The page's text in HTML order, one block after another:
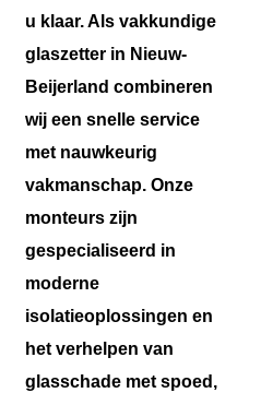
u klaar. Als vakkundige
glaszetter in Nieuw-
Beijerland combineren
wij een snelle service
met nauwkeurig
vakmanschap. Onze
monteurs zijn
gespecialiseerd in
moderne
isolatieoplossingen en
het verhelpen van
glasschade met spoed,